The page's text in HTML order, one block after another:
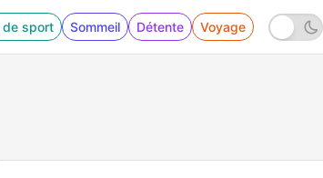
de sport Sommeil Détente Voyage